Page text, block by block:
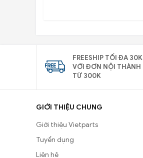
FREESHIP TỐI ĐA 30K
VỚI ĐƠN NỘI THÀNH
TỪ 300K
GIỚI THIỆU CHUNG
Giới thiệu Vietparts
Tuyển dụng
Liên hệ